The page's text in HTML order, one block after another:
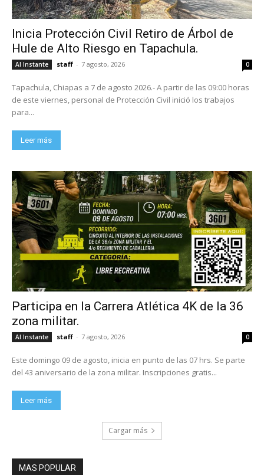
Inicia Protección Civil Retiro de Árbol de
Hule de Alto Riesgo en Tapachula.
Al Instante staff - 7 agosto, 2026 0
Tapachula, Chiapas a 7 de agosto 2026.- A partir de las 09:00 horas
de este viernes, personal de Protección Civil inició los trabajos
para...
Leer más
Participa en la Carrera Atlética 4K de la 36
zona militar.
Al Instante staff - 7 agosto, 2026 0
Este domingo 09 de agosto, inicia en punto de las 07 hrs. Se parte
del 43 aniversario de la zona militar. Inscripciones gratis...
Leer más
Cargar más
MAS POPULAR